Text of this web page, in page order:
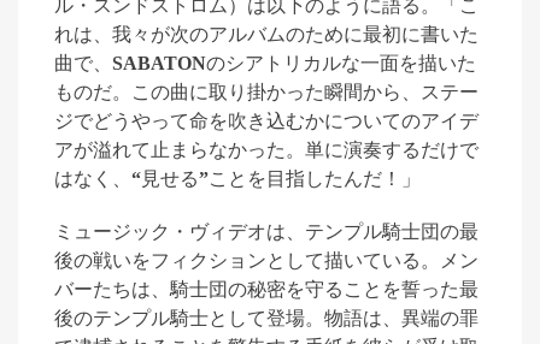
ル・スンドストロム ） は 以下のように語る。
「こ
れは、我々が次のアルバムのために最初に書いた
曲で、 SABATONのシアトリカルな一面を描いた
ものだ。この曲に取り掛かった瞬間から、ステー
ジでどうやって命を吹き込むかについてのアイデ
アが溢れて止まらなかった。単に演奏するだけで
はなく、 “見せる”ことを目指したんだ！」
ミュージック・ヴィデオは、テンプル騎士団の最
後の戦いをフィクションとして描いている。メン
バーたちは、騎士団の秘密を守ることを誓った最
後のテンプル騎士として登場。物語は、異端の罪